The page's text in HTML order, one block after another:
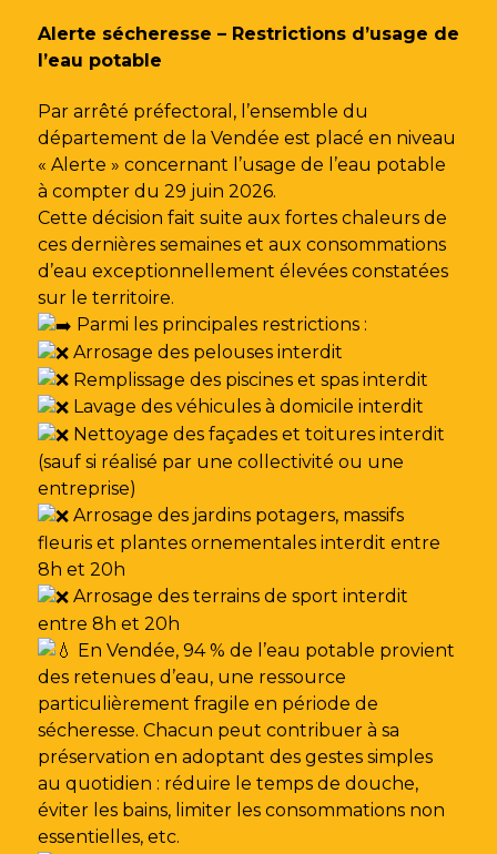
Alerte sécheresse – Restrictions d’usage de
l’eau potable
Par arrêté préfectoral, l’ensemble du
département de la Vendée est placé en niveau
« Alerte » concernant l’usage de l’eau potable
à compter du 29 juin 2026.
Cette décision fait suite aux fortes chaleurs de
ces dernières semaines et aux consommations
d’eau exceptionnellement élevées constatées
sur le territoire.
Parmi les principales restrictions :
Arrosage des pelouses interdit
Remplissage des piscines et spas interdit
Lavage des véhicules à domicile interdit
Nettoyage des façades et toitures interdit
(sauf si réalisé par une collectivité ou une
entreprise)
Arrosage des jardins potagers, massifs
fleuris et plantes ornementales interdit entre
8h et 20h
Arrosage des terrains de sport interdit
entre 8h et 20h
En Vendée, 94 % de l’eau potable provient
des retenues d’eau, une ressource
particulièrement fragile en période de
sécheresse. Chacun peut contribuer à sa
préservation en adoptant des gestes simples
au quotidien : réduire le temps de douche,
éviter les bains, limiter les consommations non
essentielles, etc.